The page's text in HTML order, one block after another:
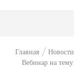
Главная
Новости
Вебинар на